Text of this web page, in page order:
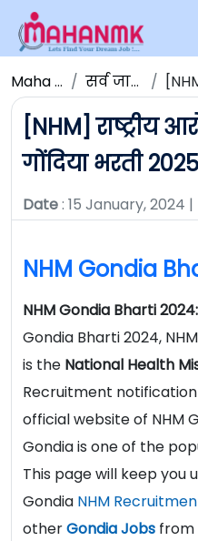
Maha NMK सर्व जाहिराती [NHM]
[NHM] राष्ट्रीय
गोंदिया भरती 2025
Date: 15 January, 2024 |
NHM Gondia
NHM Gondia Bharti 2024:
Gondia Bharti 2024,
is the National Health
Recruitment
official website of NHM
Gondia is one of the
This page will keep you
Gondia NHM
otherGondia Jobs from